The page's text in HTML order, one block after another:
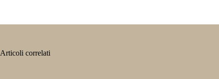
Articoli correlati